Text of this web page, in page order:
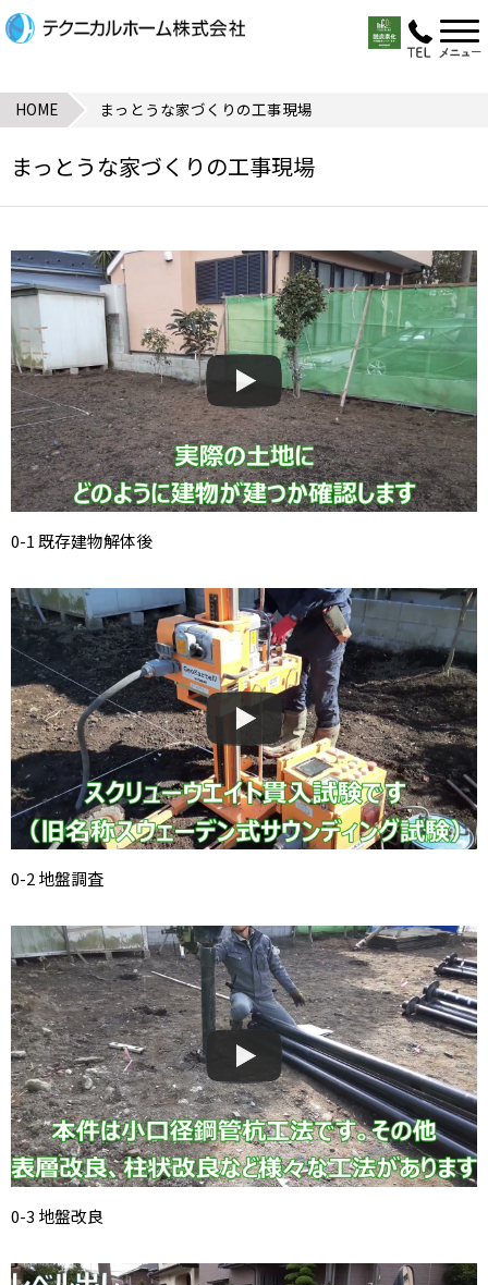
HOME まっとうな家づくりの工事現場
まっとうな家づくりの工事現場
0-1 既存建物解体後
0-2 地盤調査
0-3 地盤改良